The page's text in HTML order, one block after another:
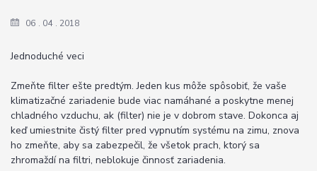
06 04 2018
Jednoduché veci
Zmeňte filter ešte predtým. Jeden kus môže spôsobiť, že vaše
klimatizačné zariadenie bude viac namáhané a poskytne menej
chladného vzduchu, ak (filter) nie je v dobrom stave. Dokonca aj
keď umiestnite čistý filter pred vypnutím systému na zimu, znova
ho zmeňte, aby sa zabezpečil, že všetok prach, ktorý sa
zhromaždí na filtri, neblokuje činnosť zariadenia.